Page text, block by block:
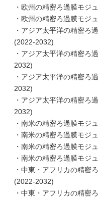
・欧州の精密ろ過膜モジ
・欧州の精密ろ過膜モジ
・アジア太平洋の精密ろ
(2022-2032)
・アジア太平洋の精密ろ
2032)
・アジア太平洋の精密ろ
2032)
・アジア太平洋の精密ろ
2032)
・南米の精密ろ過膜モジ
・南米の精密ろ過膜モジ
・南米の精密ろ過膜モジ
・南米の精密ろ過膜モジ
・中東・アフリカの精密
(2022-2032)
・中東・アフリカの精密